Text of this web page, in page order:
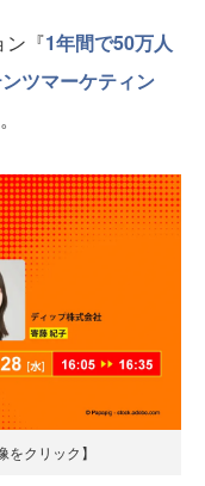
ン『1年間で50万人
ツマーケティン
をクリック】